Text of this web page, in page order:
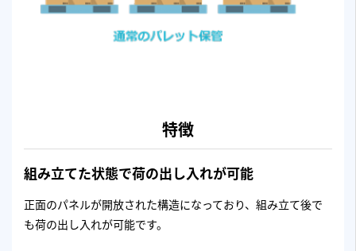
特徴
組み立てた状態で荷の出し入れが可能
正面のパネルが開放された構造になっており、組み立て後で
も荷の出し入れが可能です。